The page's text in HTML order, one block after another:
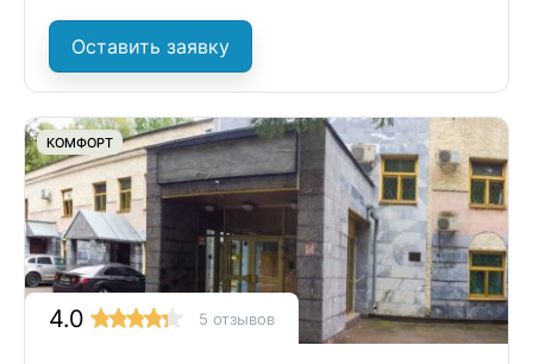
Оставить заявку
КОМФОРТ
4.0 5 отзывов